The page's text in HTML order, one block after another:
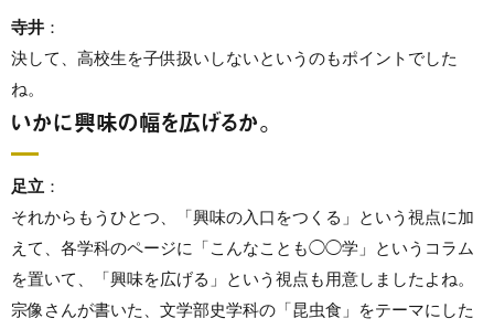
寺井 ：
決して、高校生を子供扱いしないというのもポイントでした
ね。
いかに興味の幅を広げるか。
足立 ：
それからもうひとつ、「興味の入口をつくる」という視点に加
えて、各学科のページに「こんなことも◯◯学」というコラム
を置いて、「興味を広げる」という視点も用意しましたよね。
宗像さんが書いた、文学部史学科の「昆虫食」をテーマにした